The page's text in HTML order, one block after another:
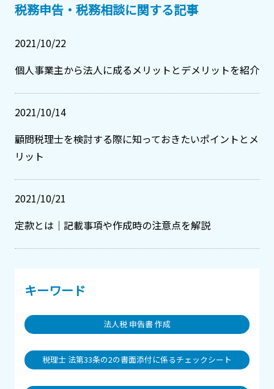
税務申告・税務相談に関する記事
2021/10/22
個人事業主から法人に成るメリットとデメリットを紹介
2021/10/14
顧問税理士を検討する際に知っておきたいポイントとメ
リット
2021/10/21
定款とは｜記載事項や作成時の注意点を解説
キーワード
法人税 申告書 作成
税理士 法第33条の2の書面添付に係るチェックシート